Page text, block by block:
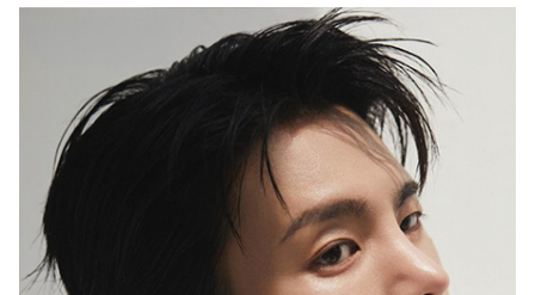
행복이 가득한 집
1987년 창간한 <행복이 가득한 집>은
‘생활을 디자인하면 행복이 더 커진다’는
캐치프레이즈 아래
국내외 대표 디자이너ㆍ작가ㆍ브랜드와 협업,
집을 매개로 한 ‘프리미엄 라이프스타일’을 선보이고 있습니다.